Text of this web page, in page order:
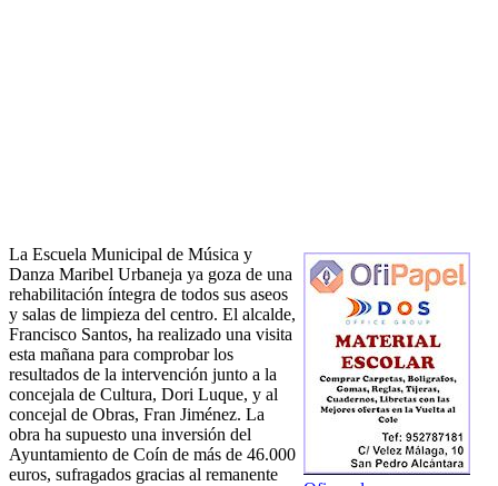
La Escuela Municipal de Música y
Danza Maribel Urbaneja ya goza de una
rehabilitación íntegra de todos sus aseos
y salas de limpieza del centro. El alcalde,
Francisco Santos, ha realizado una visita
esta mañana para comprobar los
resultados de la intervención junto a la
concejala de Cultura, Dori Luque, y al
concejal de Obras, Fran Jiménez. La
obra ha supuesto una inversión del
Ayuntamiento de Coín de más de 46.000
euros, sufragados gracias al remanente